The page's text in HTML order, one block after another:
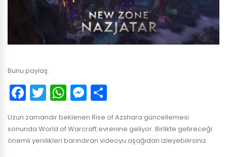
Bunu paylaş:
Facebook
Twitter
WhatsApp
Messenger
Uzun zamandır beklenen Rise of Azshara güncellemesi
sonunda World of Warcraft evrenine geliyor. Birlikte getireceği
önemli yenilikleri barındıran videoyu aşağıdan izleyebilirsiniz.